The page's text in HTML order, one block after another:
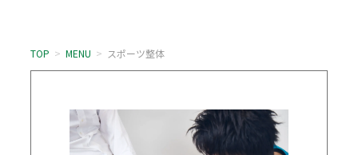
TOP > MENU > スポーツ整体